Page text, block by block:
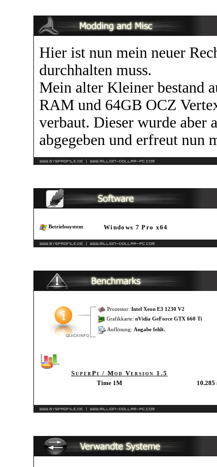
Hier ist nun mein neuer
durchhalten muss.
Mein alter Kleiner bestand
RAM und 64GB OCZ
verbaut. Dieser wurde aber
abgegeben und erfreut nun
Betriebssystem: Windows 7 Pro x64
Prozessor: Intel Xeon E3 1230 V2
Grafikkarte: nVidia GeForce GTX 660 Ti
Auflösung: Angabe fehlt.
SuperPi / Mod Version 1.5
Time 1M
10.285